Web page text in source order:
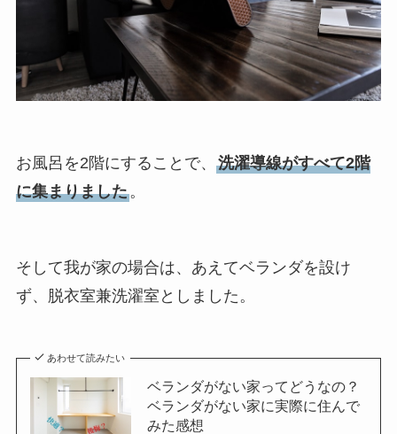
お風呂を2階にすることで、 洗濯導線がすべて2階
に集まりました。
そして我が家の場合は、あえてベランダを設け
ず、脱衣室兼洗濯室としました。
あわせて読みたい
ベランダがない家ってどうなの？
ベランダがない家に実際に住んで
みた感想